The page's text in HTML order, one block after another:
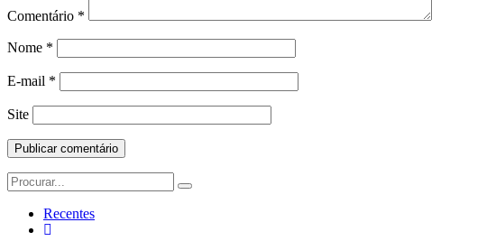
Comentário *
Nome *
E-mail *
Site
Search
for:
Recentes